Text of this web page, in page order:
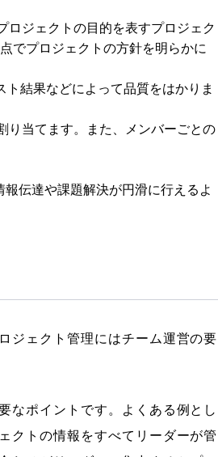
ロジェクトの目的を表すプロジェク
でプロジェクトの方針を明らかに
結果などによって品質をはかりま
り当てます。また、メンバーごとの
伝達や課題解決が円滑に行えるよ
ジェクト管理にはチーム運営の要
なポイントです。よくある例とし
クトの情報をすべてリーダーが管